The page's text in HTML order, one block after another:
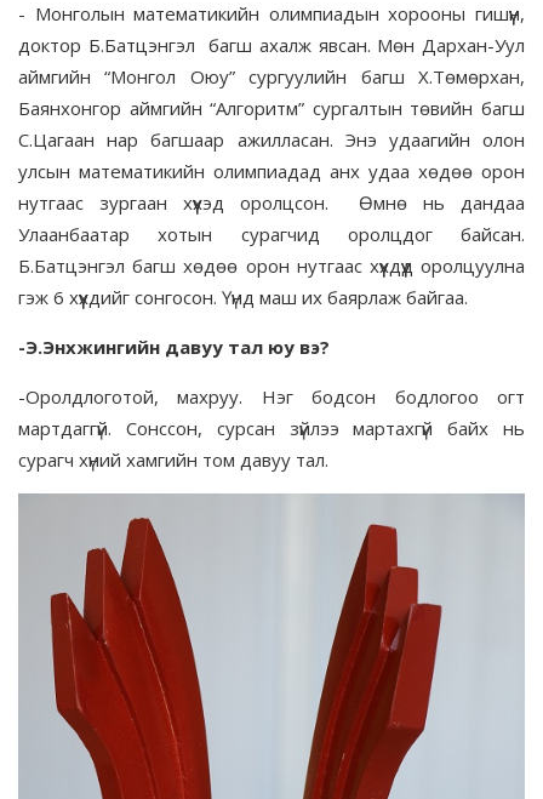
- Монголын математикийн олимпиадын хорооны гишүүн,
доктор Б.Батцэнгэл багш ахалж явсан. Мөн Дархан-Уул
аймгийн “Монгол Оюу” сургуулийн багш Х.Төмөрхан,
Баянхонгор аймгийн “Алгоритм” сургалтын төвийн багш
С.Цагаан нар багшаар ажилласан. Энэ удаагийн олон
улсын математикийн олимпиадад анх удаа хөдөө орон
нутгаас зургаан хүүхэд оролцсон. Өмнө нь дандаа
Улаанбаатар хотын сурагчид оролцдог байсан.
Б.Батцэнгэл багш хөдөө орон нутгаас хүүхдүүд оролцуулна
гэж 6 хүүхдийг сонгосон. Үүнд маш их баярлаж байгаа.
-Э.Энхжингийн давуу тал юу вэ?
-Оролдлоготой, махруу. Нэг бодсон бодлогоо огт
мартдаггүй. Сонссон, сурсан зүйлээ мартахгүй байх нь
сурагч хүний хамгийн том давуу тал.